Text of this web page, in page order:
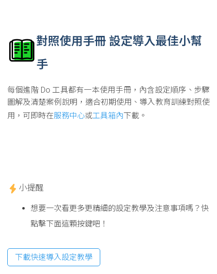
對照使用手冊 設定導入最佳小幫
手
每個進階 Do 工具都有一本使用手冊，內含設定順序、步驟
圖解及清楚案例說明，適合初期使用、導入教育訓練對照使
用，可即時在服務中心或工具箱內下載。
小提醒
想要一次看更多更精細的設定教學及注意事項嗎？快
點擊下面這顆按鍵吧！
下載快速導入設定教學